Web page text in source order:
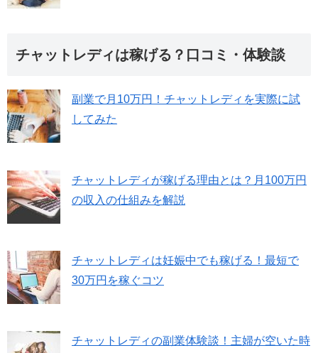
チャットレディは稼げる？口コミ・体験談
副業で月10万円！チャットレディを実際に試
してみた
チャットレディが稼げる理由とは？月100万円
の収入の仕組みを解説
チャットレディは妊娠中でも稼げる！最短で
30万円を稼ぐコツ
チャットレディの副業体験談！主婦が空いた時